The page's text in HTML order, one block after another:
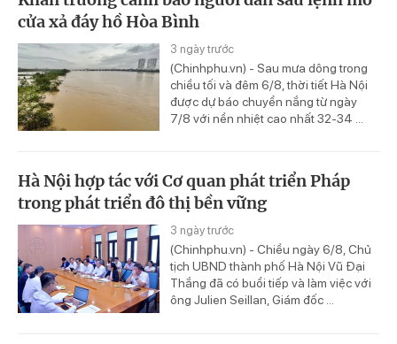
cửa xả đáy hồ Hòa Bình
3 ngày trước
(Chinhphu.vn) - Sau mưa dông trong
chiều tối và đêm 6/8, thời tiết Hà Nội
được dự báo chuyển nắng từ ngày
7/8 với nền nhiệt cao nhất 32-34 ...
Hà Nội hợp tác với Cơ quan phát triển Pháp
trong phát triển đô thị bền vững
3 ngày trước
(Chinhphu.vn) - Chiều ngày 6/8, Chủ
tịch UBND thành phố Hà Nội Vũ Đại
Thắng đã có buổi tiếp và làm việc với
ông Julien Seillan, Giám đốc ...